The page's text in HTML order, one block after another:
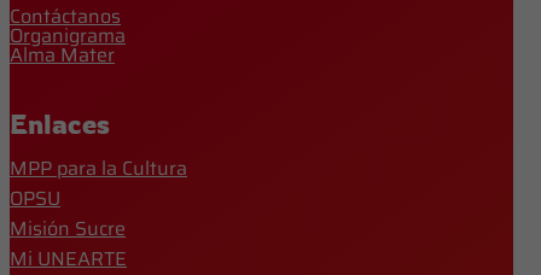
Contáctanos
Organigrama
Alma Mater
Enlaces
MPP para la Cultura
OPSU
Misión Sucre
Mi UNEARTE